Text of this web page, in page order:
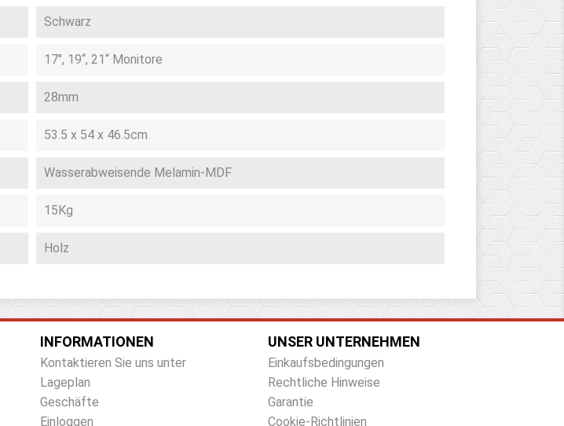
Schwarz
17", 19“, 21“ Monitore
28mm
53.5 x 54 x 46.5cm
Wasserabweisende Melamin-MDF
15Kg
Holz
INFORMATIONEN
Kontaktieren Sie uns unter
Lageplan
Geschäfte
Einloggen
UNSER UNTERNEHMEN
Einkaufsbedingungen
Rechtliche Hinweise
Garantie
Cookie-Richtlinien